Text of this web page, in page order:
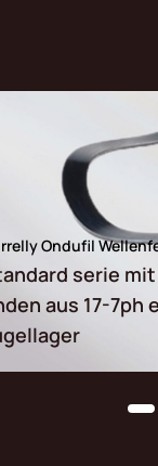
Ondufil
serie
aus 17-7ph